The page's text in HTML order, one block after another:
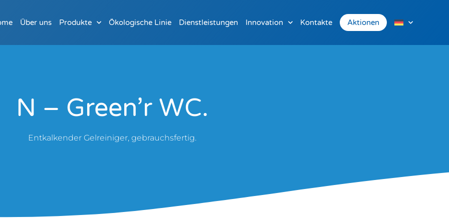
Über uns Produkte Ökologische Linie Dienstleistungen Innovation Kontakte Aktionen
N – Green’r WC.
Entkalkender Gelreiniger, gebrauchsfertig.